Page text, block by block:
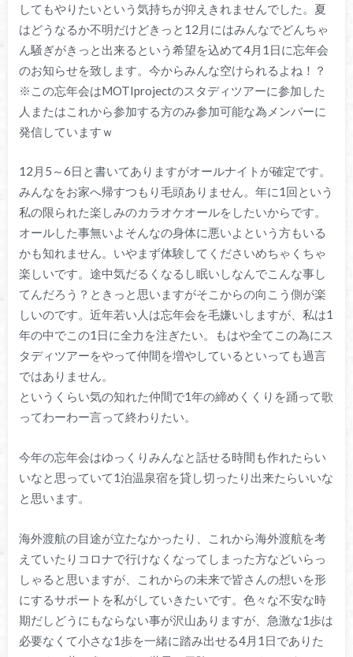
してもやりたいという気持ちが抑えきれませんでした。夏
はどうなるか不明だけどきっと12月にはみんなでどんちゃ
ん騒ぎがきっと出来るという希望を込めて4月1日に忘年会
のお知らせを致します。今からみんな空けられるよね！？
※この忘年会はMOTIprojectのスタディツアーに参加した
人またはこれから参加する方のみ参加可能な為メンバーに
発信していますｗ
12月5～6日と書いてありますがオールナイトが確定です。
みんなをお家へ帰すつもり毛頭ありません。年に1回という
私の限られた楽しみのカラオケオールをしたいからです。
オールした事無いよそんなの身体に悪いよという方もいる
かも知れません。いやまず体験してくださいめちゃくちゃ
楽しいです。途中気だるくなるし眠いしなんでこんな事し
てんだろう？ときっと思いますがそこからの向こう側が楽
しいのです。近年若い人は忘年会を毛嫌いしますが、私は1
年の中でこの1日に全力を注ぎたい。もはや全てこの為にス
タディツアーをやって仲間を増やしているといっても過言
ではありません。
というくらい気の知れた仲間で1年の締めくくりを踊って歌
ってわーわー言って終わりたい。
今年の忘年会はゆっくりみんなと話せる時間も作れたらい
いなと思っていて1泊温泉宿を貸し切ったり出来たらいいな
と思います。
海外渡航の目途が立たなかったり、これから海外渡航を考
えていたりコロナで行けなくなってしまった方などいらっ
しゃると思いますが、これからの未来で皆さんの想いを形
にするサポートを私がしていきたいです。色々な不安な時
期だしどうにもならない事が沢山ありますが、急激な1歩は
必要なくて小さな1歩を一緒に踏み出せる4月1日でありた